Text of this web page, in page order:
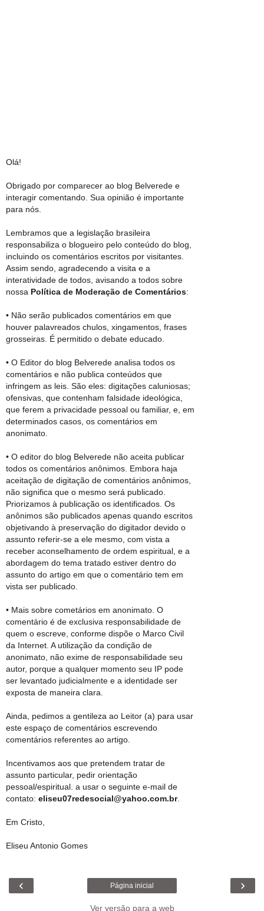
Olá!
Obrigado por comparecer ao blog Belverede e
interagir comentando. Sua opinião é importante
para nós.
Lembramos que a legislação brasileira
responsabiliza o blogueiro pelo conteúdo do blog,
incluindo os comentários escritos por visitantes.
Assim sendo, agradecendo a visita e a
interatividade de todos, avisando a todos sobre
nossa Política de Moderação de Comentários:
• Não serão publicados comentários em que
houver palavreados chulos, xingamentos, frases
grosseiras. É permitido o debate educado.
• O Editor do blog Belverede analisa todos os
comentários e não publica conteúdos que
infringem as leis. São eles: digitações caluniosas;
ofensivas, que contenham falsidade ideológica,
que ferem a privacidade pessoal ou familiar, e, em
determinados casos, os comentários em
anonimato.
• O editor do blog Belverede não aceita publicar
todos os comentários anônimos. Embora haja
aceitação de digitação de comentários anônimos,
não significa que o mesmo será publicado.
Priorizamos à publicação os identificados. Os
anônimos são publicados apenas quando escritos
objetivando à preservação do digitador devido o
assunto referir-se a ele mesmo, com vista a
receber aconselhamento de ordem espiritual, e a
abordagem do tema tratado estiver dentro do
assunto do artigo em que o comentário tem em
vista ser publicado.
• Mais sobre cometários em anonimato. O
comentário é de exclusiva responsabilidade de
quem o escreve, conforme dispõe o Marco Civil
da Internet. A utilização da condição de
anonimato, não exime de responsabilidade seu
autor, porque a qualquer momento seu IP pode
ser levantado judicialmente e a identidade ser
exposta de maneira clara.
Ainda, pedimos a gentileza ao Leitor (a) para usar
este espaço de comentários escrevendo
comentários referentes ao artigo.
Incentivamos aos que pretendem tratar de
assunto particular, pedir orientação
pessoal/espiritual. a usar o seguinte e-mail de
contato: eliseu07redesocial@yahoo.com.br.
Em Cristo,
Eliseu Antonio Gomes
‹ ›
Página inicial
Ver versão para a web